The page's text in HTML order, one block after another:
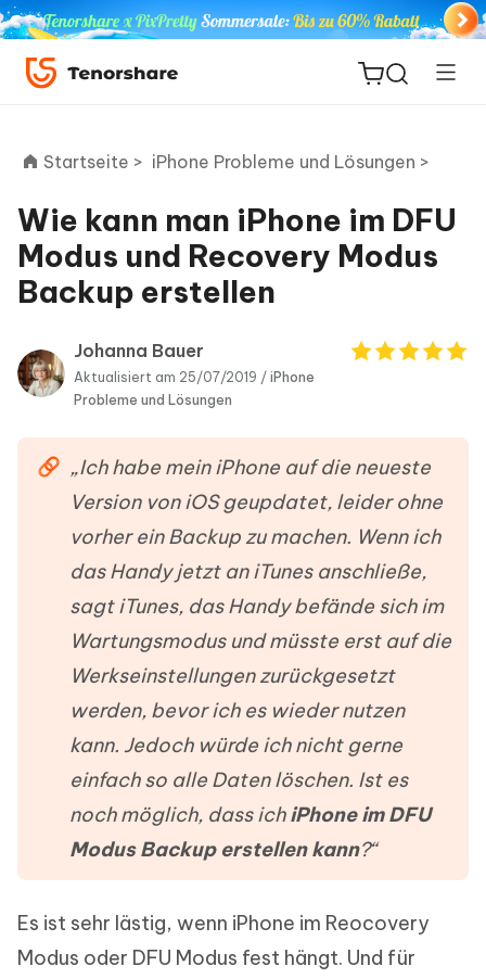
ReiBoot
for iOS
PDF
Editor
Neu
iAnyGo
Startseite > iPhone Probleme und Lösungen >
Wie kann man iPhone im DFU
Modus und Recovery Modus
Backup erstellen
Johanna Bauer
Aktualisiert am 25/07/2019 / iPhone
Probleme und Lösungen
„Ich habe mein iPhone auf die neueste
Version von iOS geupdatet, leider ohne
vorher ein Backup zu machen. Wenn ich
das Handy jetzt an iTunes anschließe,
sagt iTunes, das Handy befände sich im
Wartungsmodus und müsste erst auf die
Werkseinstellungen zurückgesetzt
werden, bevor ich es wieder nutzen
kann. Jedoch würde ich nicht gerne
einfach so alle Daten löschen. Ist es
noch möglich, dass ichiPhone im DFU
Modus Backup erstellen kann?“
Es ist sehr lästig, wenn iPhone im Reocovery
Modus oder DFU Modus fest hängt. Und für